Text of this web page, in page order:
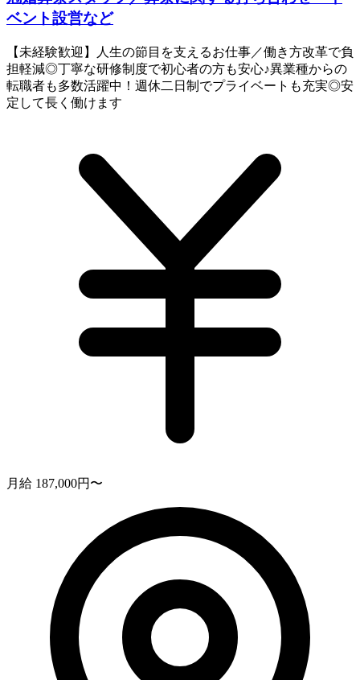
ベント設営など
【未経験歓迎】人生の節目を支えるお仕事／働き方改革で負
担軽減◎丁寧な研修制度で初心者の方も安心♪異業種からの
転職者も多数活躍中！週休二日制でプライベートも充実◎安
定して長く働けます
月給 187,000円〜